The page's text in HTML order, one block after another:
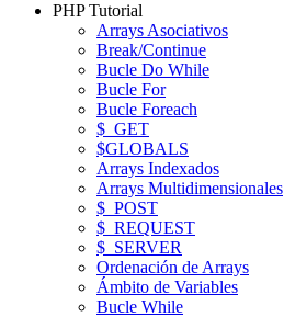
PHP Tutorial
Arrays Asociativos
Break/Continue
Bucle Do While
Bucle For
Bucle Foreach
$_GET
$GLOBALS
Arrays Indexados
Arrays Multidimensionales
$_POST
$_REQUEST
$_SERVER
Ordenación de Arrays
Ámbito de Variables
Bucle While